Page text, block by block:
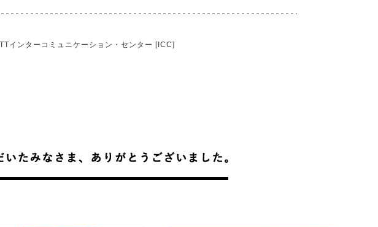
インターコミュニケーション・センター [ICC]